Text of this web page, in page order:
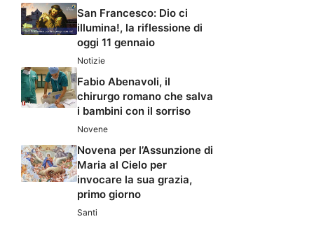
San Francesco: Dio ci
illumina!, la riflessione di
oggi 11 gennaio
Notizie
Fabio Abenavoli, il
chirurgo romano che salva
i bambini con il sorriso
Novene
Novena per l’Assunzione di
Maria al Cielo per
invocare la sua grazia,
primo giorno
Santi